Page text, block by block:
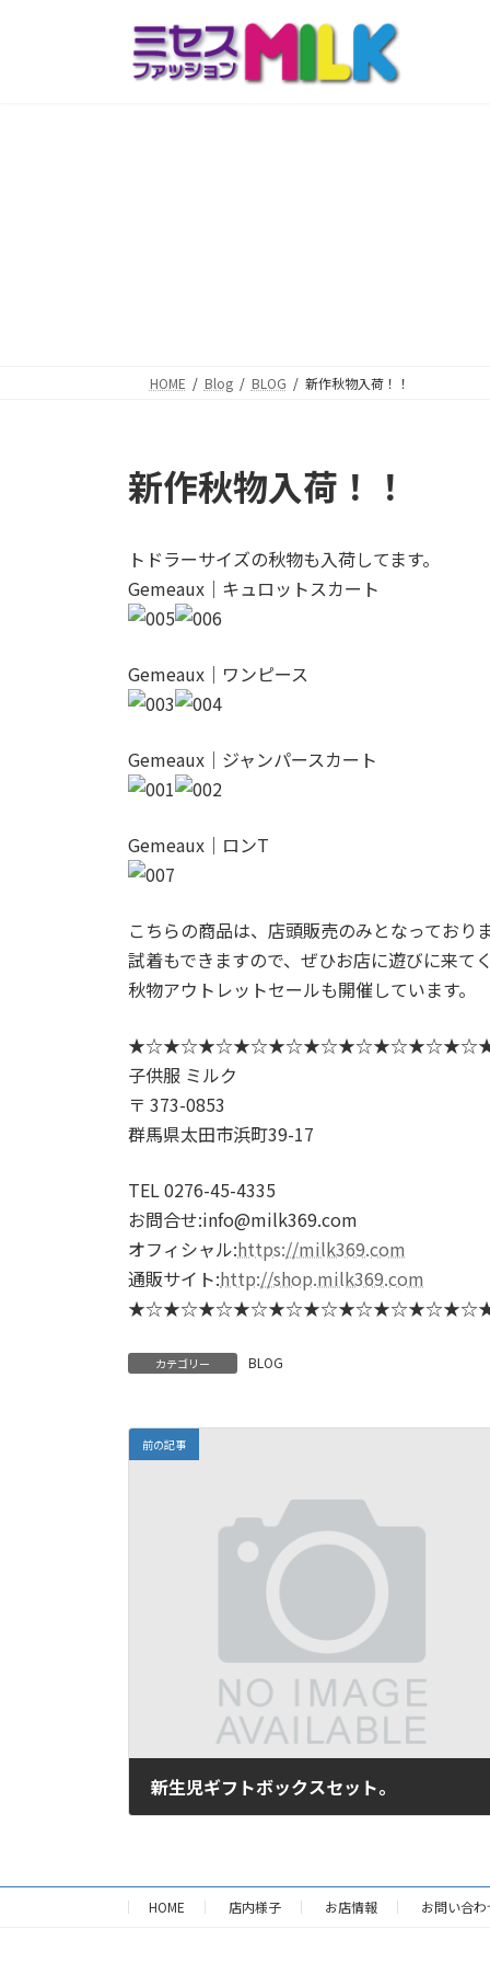
HOME Blog BLOG 新作秋物入荷！！
新作秋物入荷！！
トドラーサイズの秋物も入荷してます。
Gemeaux｜キュロットスカート
Gemeaux｜ワンピース
Gemeaux｜ジャンパースカート
Gemeaux｜ロンT
こちらの商品は、店頭販売のみとなっておりま
試着もできますので、ぜひお店に遊びに来て
秋物アウトレットセールも開催しています。
子供服 ミルク
〒 373-0853
群馬県太田市浜町39-17
TEL 0276-45-4335
お問合せ:info@milk369.com
オフィシャル:https://milk369.com
通販サイト:http://shop.milk369.com
カテゴリー BLOG
前の記事
新生児ギフトボックスセット。
HOME 店内様子 お店情報 お問い合わ